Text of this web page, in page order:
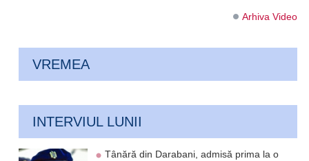
Arhiva Video
VREMEA
INTERVIUL LUNII
Tânără din Darabani, admisă prima la o